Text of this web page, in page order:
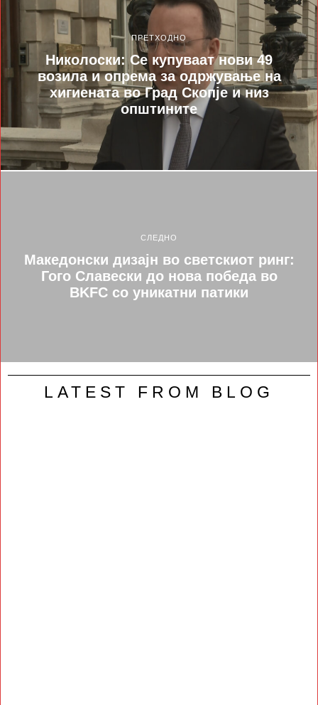
ПРЕТХОДНО
Николоски: Се купуваат нови 49
возила и опрема за одржување на
хигиената во Град Скопје и низ
општините
СЛЕДНО
Македонски дизајн во светскиот ринг:
Гого Славески до нова победа во
BKFC со уникатни патики
LATEST FROM BLOG